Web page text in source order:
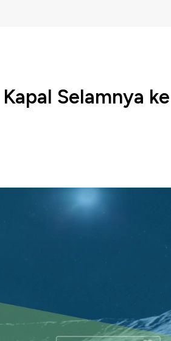
Selamnya ke
mampu mendaratkan wahana di bulan